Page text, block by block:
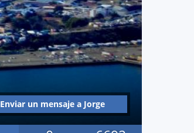
Enviar un mensaje a Jorge